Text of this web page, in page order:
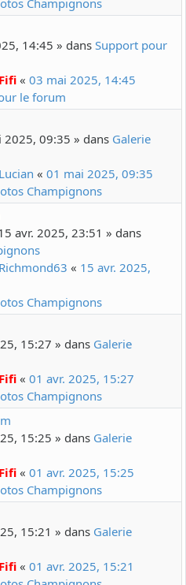
Champignons
14:45 » dans Support pour
Fifi « 03 mai 2025, 14:45
le forum
2025, 09:35 » dans Galerie
Lucian « 01 mai 2025, 09:35
Champignons
avr. 2025, 23:51 » dans
Richmond63 « 15 avr. 2025,
Champignons
15:27 » dans Galerie
Fifi « 01 avr. 2025, 15:27
Champignons
15:25 » dans Galerie
Fifi « 01 avr. 2025, 15:25
Champignons
15:21 » dans Galerie
Fifi « 01 avr. 2025, 15:21